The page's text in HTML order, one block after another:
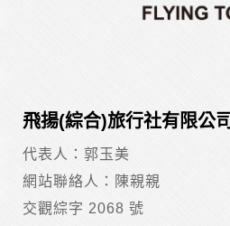
飛揚(綜合)旅行社有限公司
代表人：郭玉美
網站聯絡人：陳親親
交觀綜字 2068 號